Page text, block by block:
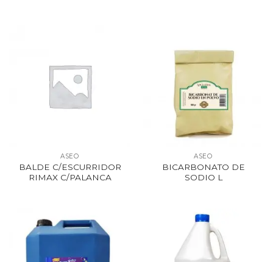
ASEO
BALDE C/ESCURRIDOR
RIMAX C/PALANCA
ASEO
BICARBONATO DE
SODIO L